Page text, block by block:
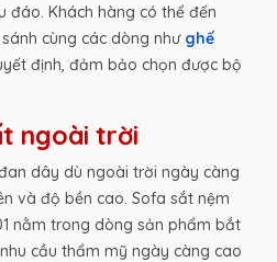
đáo. Khách hàng có thể đến
cùng các dòng như ghế
định, đảm bảo chọn được bộ
ngoài trời
dây dù ngoài trời ngày càng
và độ bền cao. Sofa sắt nệm
nằm trong dòng sản phẩm bắt
cầu thẩm mỹ ngày càng cao